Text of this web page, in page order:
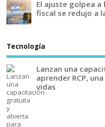
El ajuste golpea
fiscal se redujo a
Tecnología
Lanzan una
aprender RCP,
vidas